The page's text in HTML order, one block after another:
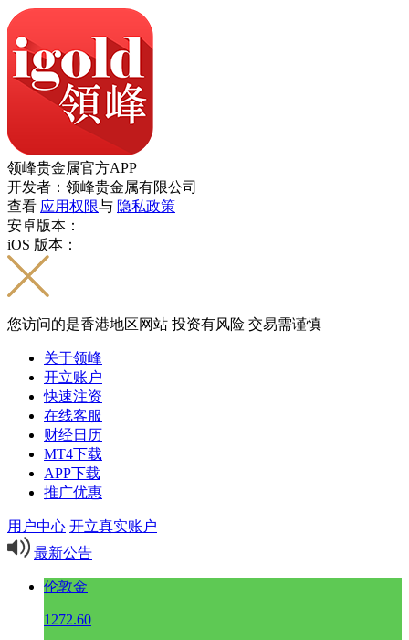
领峰贵金属官方APP
开发者：领峰贵金属有限公司
查看 应用权限与 隐私政策
安卓版本：
iOS 版本：
您访问的是香港地区网站 投资有风险 交易需谨慎
关于领峰
开立账户
快速注资
在线客服
财经日历
MT4下载
APP下载
推广优惠
用户中心 开立真实账户
最新公告
伦敦金
1272.60